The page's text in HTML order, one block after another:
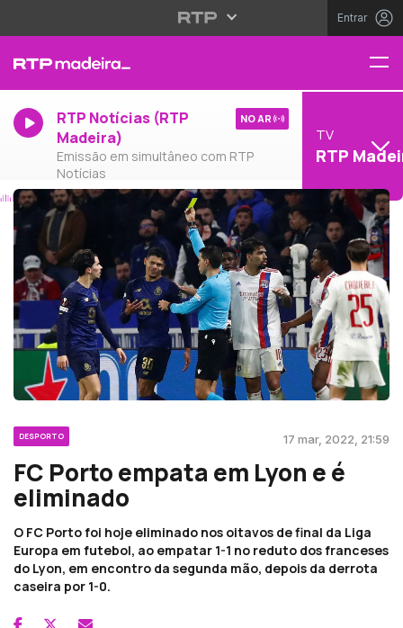
Entrar
RTP Notícias (RTP
Madeira)
Emissão em simultâneo com RTP
Notícias
NO AR
TV
RTP
DESPORTO 17 mar, 2022, 21:59
FC Porto empata em Lyon e é
eliminado
O FC Porto foi hoje eliminado nos oitavos de final da Liga
Europa em futebol, ao empatar 1-1 no reduto dos franceses
do Lyon, em encontro da segunda mão, depois da derrota
caseira por 1-0.